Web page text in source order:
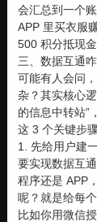
会汇总到一个
APP 里买衣服
500 积分抵现金
三、数据互通
可能有人会问
杂？其实核心
的信息中转站”
这 3 个关键步
1. 先给用户建
要实现数据互
程序还是 APP
呢？就是给每个
比如你用微信